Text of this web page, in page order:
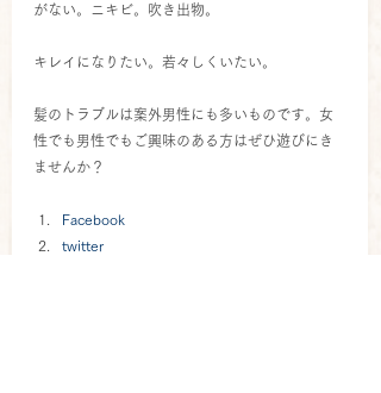
がない。ニキビ。吹き出物。
キレイになりたい。若々しくいたい。
髪のトラブルは案外男性にも多いものです。女
性でも男性でもご興味のある方はぜひ遊びにき
ませんか？
Facebook
twitter